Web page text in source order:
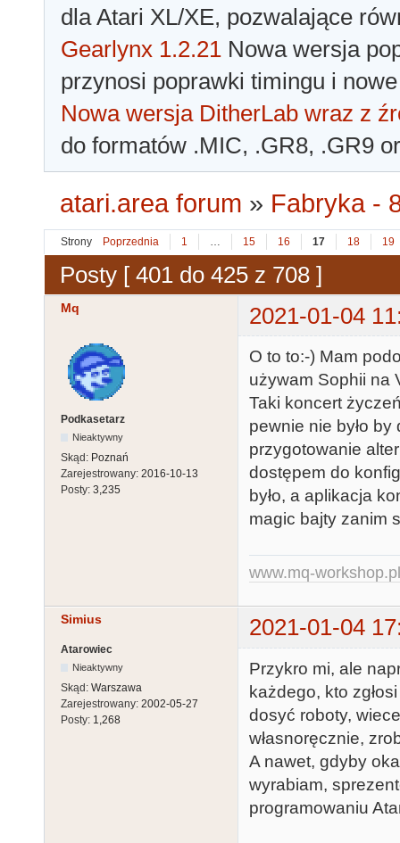
dla Atari XL/XE, pozwalające
Gearlynx 1.2.21 Nowa wersja
przynosi poprawki timingu i
Nowa wersja DitherLab wraz z
do formatów .MIC, .GR8, .GR9
atari.area forum » Fabryka -
Strony Poprzednia 1 … 15 16 17 18 19
Posty [ 401 do 425 z 708 ]
Mq 2021-01-04
Podkasetarz
Nieaktywny
Skąd: Poznań
Zarejestrowany: 2016-10-13
Posty: 3,235
O to to:-) Mam
używam Sophii na
Taki koncert
pewnie nie było
przygotowanie
dostępem do
było, a aplikacja
magic bajty zanim
www.mq-workshop.pl
Simius 2021-01-04
Atarowiec
Nieaktywny
Skąd: Warszawa
Zarejestrowany: 2002-05-27
Posty: 1,268
Przykro mi, ale
każdego, kto
dosyć roboty,
własnoręcznie,
A nawet, gdyby
wyrabiam,
programowaniu